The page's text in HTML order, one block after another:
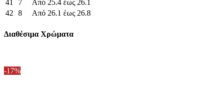
41
7
Από 25.4 έως 26.1
42
8 Από 26.1 έως 26.8
Διαθέσιμα Χρώματα
-17%